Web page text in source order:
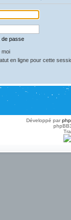
de passe
moi
en ligne pour cette
Développé par